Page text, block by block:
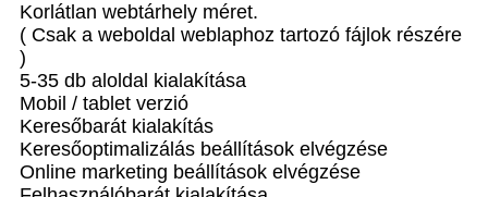
Korlátlan webtárhely méret.
( Csak a weboldal weblaphoz tartozó fájlok részére
)
5-35 db aloldal kialakítása
Mobil / tablet verzió
Keresőbarát kialakítás
Keresőoptimalizálás beállítások elvégzése
Online marketing beállítások elvégzése